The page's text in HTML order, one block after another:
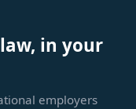
in your
employers